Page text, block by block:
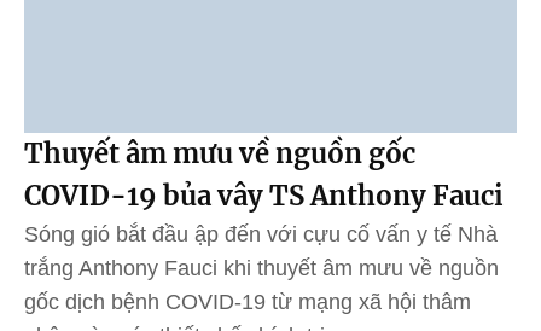
Thuyết âm mưu về nguồn gốc
COVID-19 bủa vây TS Anthony Fauci
Sóng gió bắt đầu ập đến với cựu cố vấn y tế Nhà
trắng Anthony Fauci khi thuyết âm mưu về nguồn
gốc dịch bệnh COVID-19 từ mạng xã hội thâm